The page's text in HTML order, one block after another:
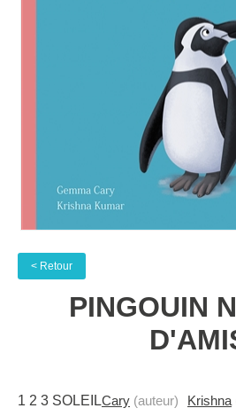
< Retour
PINGOUIN
1 2 3 SOLEILCary (auteur) Krishna